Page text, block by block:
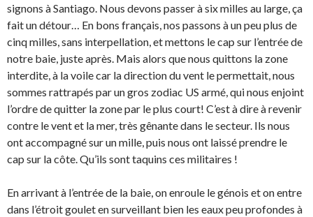
signons à Santiago. Nous devons passer à six milles au large, ça
fait un détour… En bons français, nos passons à un peu plus de
cinq milles, sans interpellation, et mettons le cap sur l’entrée de
notre baie, juste après. Mais alors que nous quittons la zone
interdite, à la voile car la direction du vent le permettait, nous
sommes rattrapés par un gros zodiac US armé, qui nous enjoint
l’ordre de quitter la zone par le plus court! C’est à dire à revenir
contre le vent et la mer, très gênante dans le secteur. Ils nous
ont accompagné sur un mille, puis nous ont laissé prendre le
cap sur la côte. Qu’ils sont taquins ces militaires !
En arrivant à l’entrée de la baie, on enroule le génois et on entre
dans l’étroit goulet en surveillant bien les eaux peu profondes à